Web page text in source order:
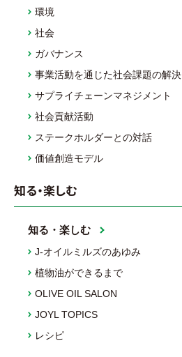
環境
社会
ガバナンス
事業活動を通じた社会課題の解決
サプライチェーンマネジメント
社会貢献活動
ステークホルダーとの対話
価値創造モデル
知る・楽しむ
知る・楽しむ
J-オイルミルズのあゆみ
植物油ができるまで
OLIVE OIL SALON
JOYL TOPICS
レシピ